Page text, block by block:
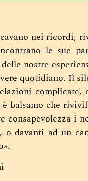
nei ricordi,
le sue
nostre
quotidiano. Il
è balsamo che
consapevolezza
davanti ad un